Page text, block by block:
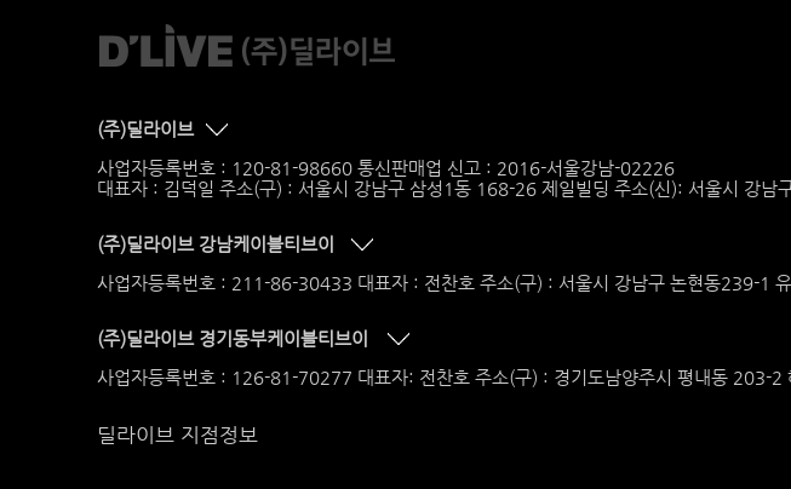
(주)딜라이브
사업자등록번호 : 120-81-98660 통신판매업 신고 : 2016-서울강남-02226
대표자 : 김덕일 주소(구) : 서울시 강남구 삼성1동 168-26 제일빌딩 주소(신): 서울시 강남
(주)딜라이브 강남케이블티브이
사업자등록번호 : 211-86-30433 대표자 : 전찬호 주소(구) : 서울시 강남구 논현동239-1
(주)딜라이브 경기동부케이블티브이
사업자등록번호 : 126-81-70277 대표자: 전찬호 주소(구) : 경기도남양주시 평내동 203-2
딜라이브 지점정보